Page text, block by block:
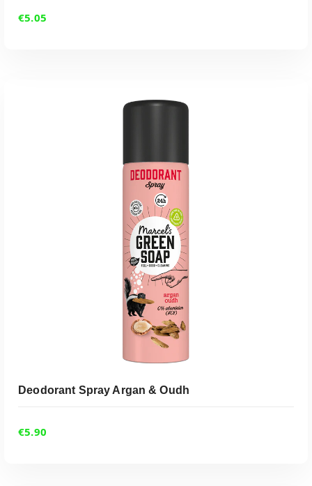
ADD TO CART
€5.05
Deodorant Spray Argan & Oudh
€5.90